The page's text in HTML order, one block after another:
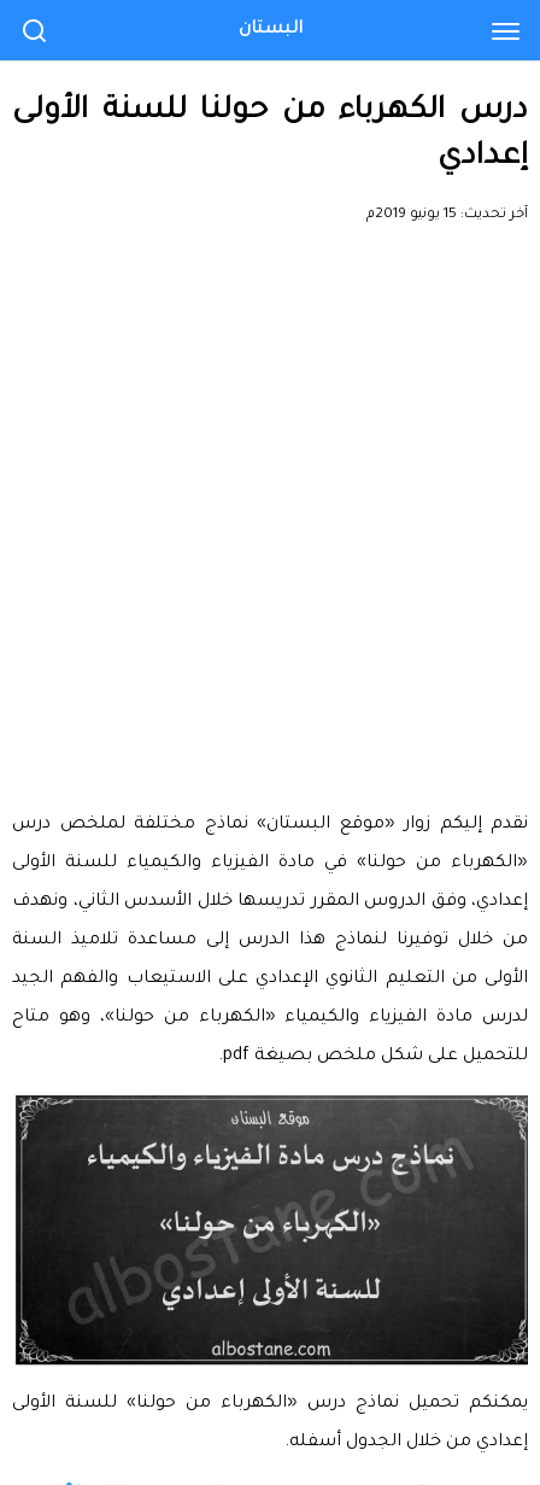
درس الكهرباء من حولنا للسنة الأولى
إعدادي
آخر تحديث: 15 يونيو 2019م
نقدم إليكم زوار «موقع البستان» نماذج مختلفة لملخص درس
«الكهرباء من حولنا» في مادة الفيزياء والكيمياء للسنة الأولى
إعدادي، وفق الدروس المقرر تدريسها خلال الأسدس الثاني، ونهدف
من خلال توفيرنا لنماذج هذا الدرس إلى مساعدة تلاميذ السنة
الأولى من التعليم الثانوي الإعدادي على الاستيعاب والفهم الجيد
لدرس مادة الفيزياء والكيمياء «الكهرباء من حولنا»، وهو متاح
للتحميل على شكل ملخص بصيغة pdf.
يمكنكم تحميل نماذج درس «الكهرباء من حولنا» للسنة الأولى
إعدادي من خلال الجدول أسفله.
البستان